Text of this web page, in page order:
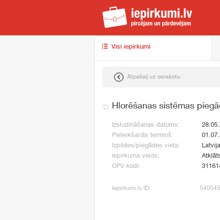
Visi iepirkumi
Atpakaļ uz sarakstu
Hlorēšanas sistēmas
Izsludināšanas datums:
Pieteikšanās termiņš:
Izpildes/piegādes vieta:
Iepirkuma veids:
CPV kodi:
Iepirkumi.lv ID: